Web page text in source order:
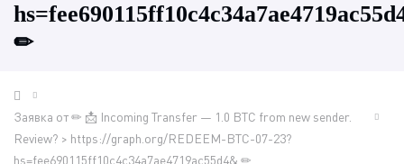
✏
Заявка от ✏ 📩 Incoming Transfer — 1.0 BTC from new sender.
Review? > https://graph.org/REDEEM-BTC-07-23?
hs=fee690115ff10c4c34a7ae4719ac55d4& ✏